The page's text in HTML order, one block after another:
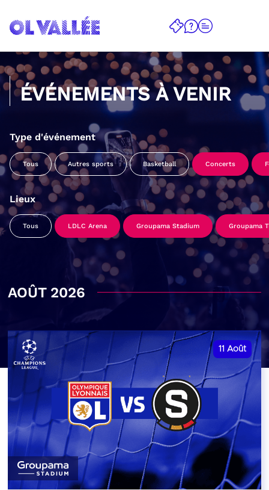
ÉVÉNEMENTS À VENIR
Type d'événement
Tous Autres sports Basketball Concerts
Lieux
Tous LDLC Arena Groupama Stadium Groupama
AOÛT 2026
11 Août